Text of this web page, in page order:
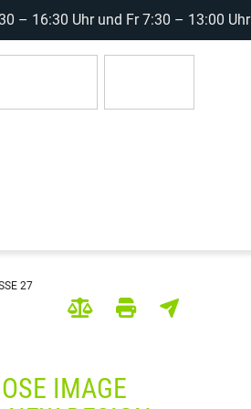
– 16:30 Uhr und Fr 7:30 – 13:00 Uhr
27
IMAGE